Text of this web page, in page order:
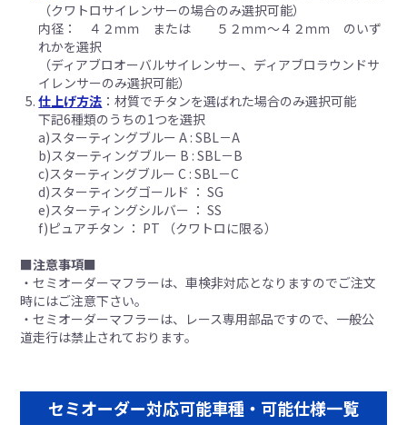
（クワトロサイレンサーの場合のみ選択可能）
内径： ４２ｍｍ または ５２ｍｍ～４２ｍｍ のいず
れかを選択
（ディアブロオーバルサイレンサー、ディアブロラウンドサ
イレンサーのみ選択可能）
仕上げ方法 ：材質でチタンを選ばれた場合のみ選択可能
下記6種類のうちの1つを選択
a)スターティングブルー A : SBL－A
b)スターティングブルー B : SBL－B
c)スターティングブルー C : SBL－C
d)スターティングゴールド ： SG
e)スターティングシルバー ： SS
f)ピュアチタン ： PT （クワトロに限る）
■注意事項■
・セミオーダーマフラーは、車検非対応となりますのでご注文
時にはご注意下さい。
・セミオーダーマフラーは、レース専用部品ですので、一般公
道走行は禁止されております。
セミオーダー対応可能車種・可能仕様一覧